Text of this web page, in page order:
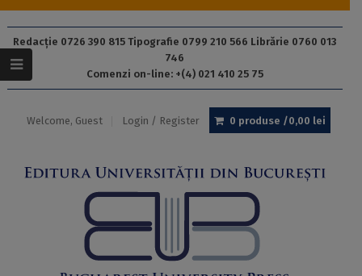
Redacție 0726 390 815 Tipografie 0799 210 566 Librărie 0760 013
746
Comenzi on-line: +(4) 021 410 25 75
Welcome, Guest Login / Register 0 produse /0,00 lei